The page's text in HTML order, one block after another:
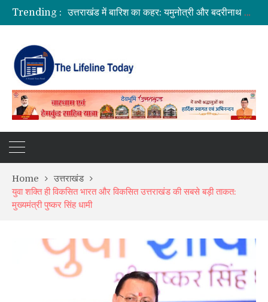
Trending :
उत्तराखंड में बारिश का कहर: यमुनोत्री और बदरीनाथ हाईवे पर भूस्खलन, कई मार्ग बंद; श्रद्धालु और यात्री फंसे
सीएम धामी ने दिए हाई अलर्ट के निर्देश, भारी वर्षा के मद्देनज़र सभी एजेंसियां रहें चौकन्नी
Home
उत्तराखंड
युवा शक्ति ही विकसित भारत और विकसित उत्तराखंड की सबसे बड़ी ताकत:
मुख्यमंत्री पुष्कर सिंह धामी